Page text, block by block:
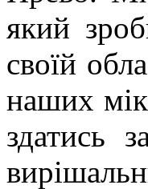
який
своїй
наших
здатись